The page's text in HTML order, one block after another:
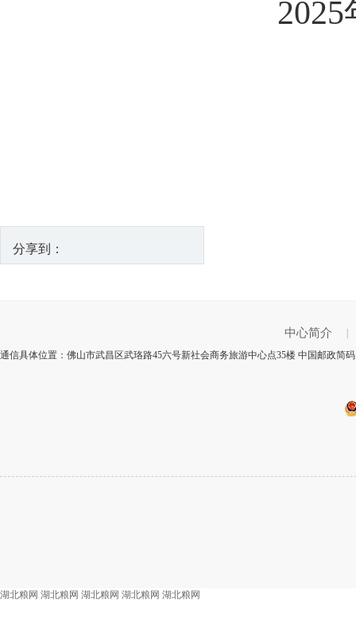
2025
分享到：
中心简介
通信具体位置：佛山市武昌区武珞路45六号新社会商务旅游中心点35楼 中国邮政简
湖北粮网 湖北粮网 湖北粮网 湖北粮网 湖北粮网